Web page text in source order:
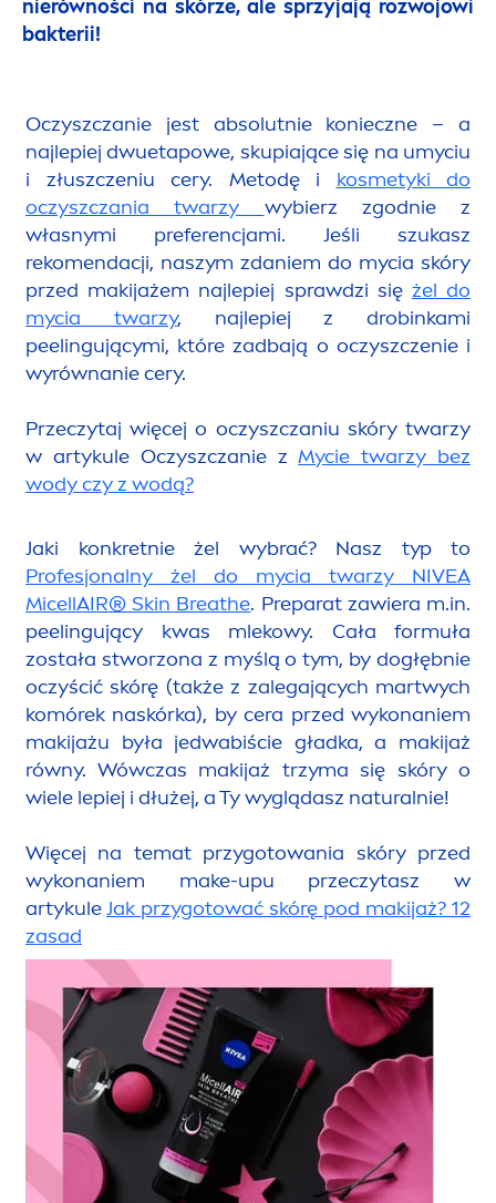
nierówności na skórze, ale sprzyjają rozwojowi
bakterii!
Oczyszczanie jest absolutnie konieczne – a
najlepiej dwuetapowe, skupiające się na umyciu
i złuszczeniu cery. Metodę i kosmetyki do
oczyszczania twarzy wybierz zgodnie z
własnymi preferencjami. Jeśli szukasz
rekomendacji, naszym zdaniem do mycia skóry
przed makijażem najlepiej sprawdzi się żel do
mycia twarzy, najlepiej z drobinkami
peelingującymi, które zadbają o oczyszczenie i
wyrównanie cery.
Przeczytaj więcej o oczyszczaniu skóry twarzy
w artykule Oczyszczanie z Mycie twarzy bez
wody czy z wodą?
Jaki konkretnie żel wybrać? Nasz typ to
Profesjonalny żel do mycia twarzy NIVEA
MicellAIR®Skin Breathe. Preparat zawiera m.in.
peelingujący kwas mlekowy. Cała formuła
została stworzona z myślą o tym, by dogłębnie
oczyścić skórę (także z zalegających martwych
komórek naskórka), by cera przed wykonaniem
makijażu była jedwabiście gładka, a makijaż
równy. Wówczas makijaż trzyma się skóry o
wiele lepiej i dłużej, a Ty wyglądasz naturalnie!
Więcej na temat przygotowania skóry przed
wykonaniem make-upu przeczytasz w
artykuleJak przygotować skórę pod makijaż? 12
zasad